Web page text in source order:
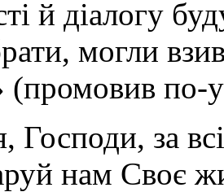
й діалогу
могли
(промовив по-
за
нам Своє